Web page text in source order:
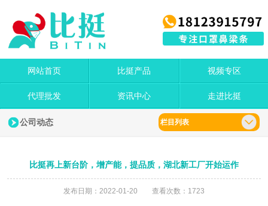
网站首页 比挺产品 视频专区
代理批发 资讯中心 走进比挺
公司动态 栏目列表
比挺再上新台阶，增产能，提品质，湖北新工厂开始运作
发布日期：2022-01-20 查看次数：1723